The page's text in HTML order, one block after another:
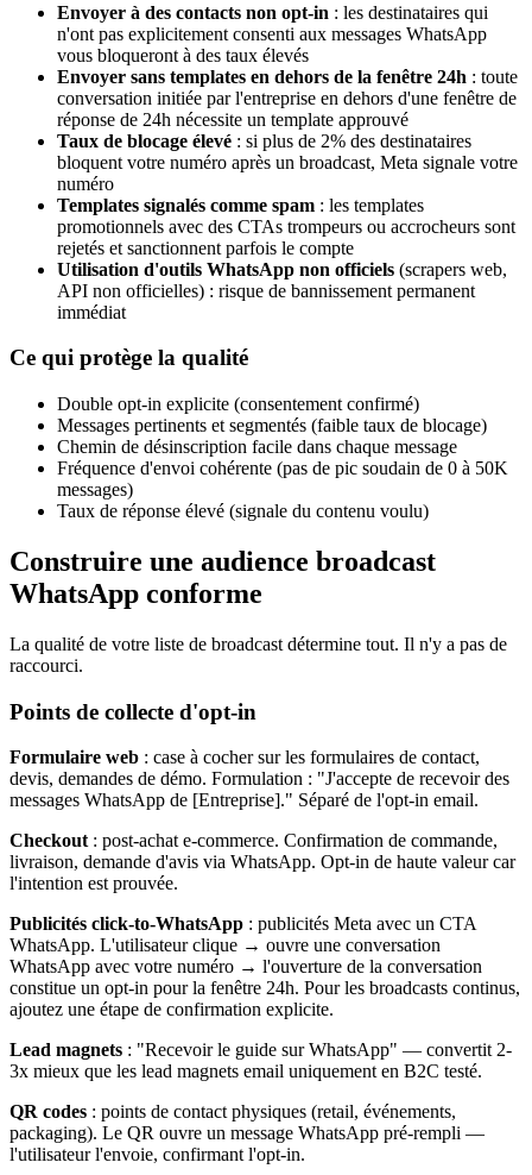
Envoyer à des contacts non opt-in : les destinataires qui
n'ont pas explicitement consenti aux messages WhatsApp
vous bloqueront à des taux élevés
Envoyer sans templates en dehors de la fenêtre 24h : toute
conversation initiée par l'entreprise en dehors d'une fenêtre de
réponse de 24h nécessite un template approuvé
Taux de blocage élevé : si plus de 2% des destinataires
bloquent votre numéro après un broadcast, Meta signale votre
numéro
Templates signalés comme spam : les templates
promotionnels avec des CTAs trompeurs ou accrocheurs sont
rejetés et sanctionnent parfois le compte
Utilisation d'outils WhatsApp non officiels (scrapers web,
API non officielles) : risque de bannissement permanent
immédiat
Ce qui protège la qualité
Double opt-in explicite (consentement confirmé)
Messages pertinents et segmentés (faible taux de blocage)
Chemin de désinscription facile dans chaque message
Fréquence d'envoi cohérente (pas de pic soudain de 0 à 50K
messages)
Taux de réponse élevé (signale du contenu voulu)
Construire une audience broadcast
WhatsApp conforme
La qualité de votre liste de broadcast détermine tout. Il n'y a pas de
raccourci.
Points de collecte d'opt-in
Formulaire web : case à cocher sur les formulaires de contact,
devis, demandes de démo. Formulation : "J'accepte de recevoir des
messages WhatsApp de [Entreprise]." Séparé de l'opt-in email.
Checkout : post-achat e-commerce. Confirmation de commande,
livraison, demande d'avis via WhatsApp. Opt-in de haute valeur car
l'intention est prouvée.
Publicités click-to-WhatsApp : publicités Meta avec un CTA
WhatsApp. L'utilisateur clique → ouvre une conversation
WhatsApp avec votre numéro → l'ouverture de la conversation
constitue un opt-in pour la fenêtre 24h. Pour les broadcasts continus,
ajoutez une étape de confirmation explicite.
Lead magnets : "Recevoir le guide sur WhatsApp" — convertit 2-
3x mieux que les lead magnets email uniquement en B2C testé.
QR codes : points de contact physiques (retail, événements,
packaging). Le QR ouvre un message WhatsApp pré-rempli —
l'utilisateur l'envoie, confirmant l'opt-in.